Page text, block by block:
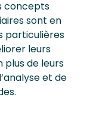
concepts
sont en
particulières
leurs
de leurs
et de